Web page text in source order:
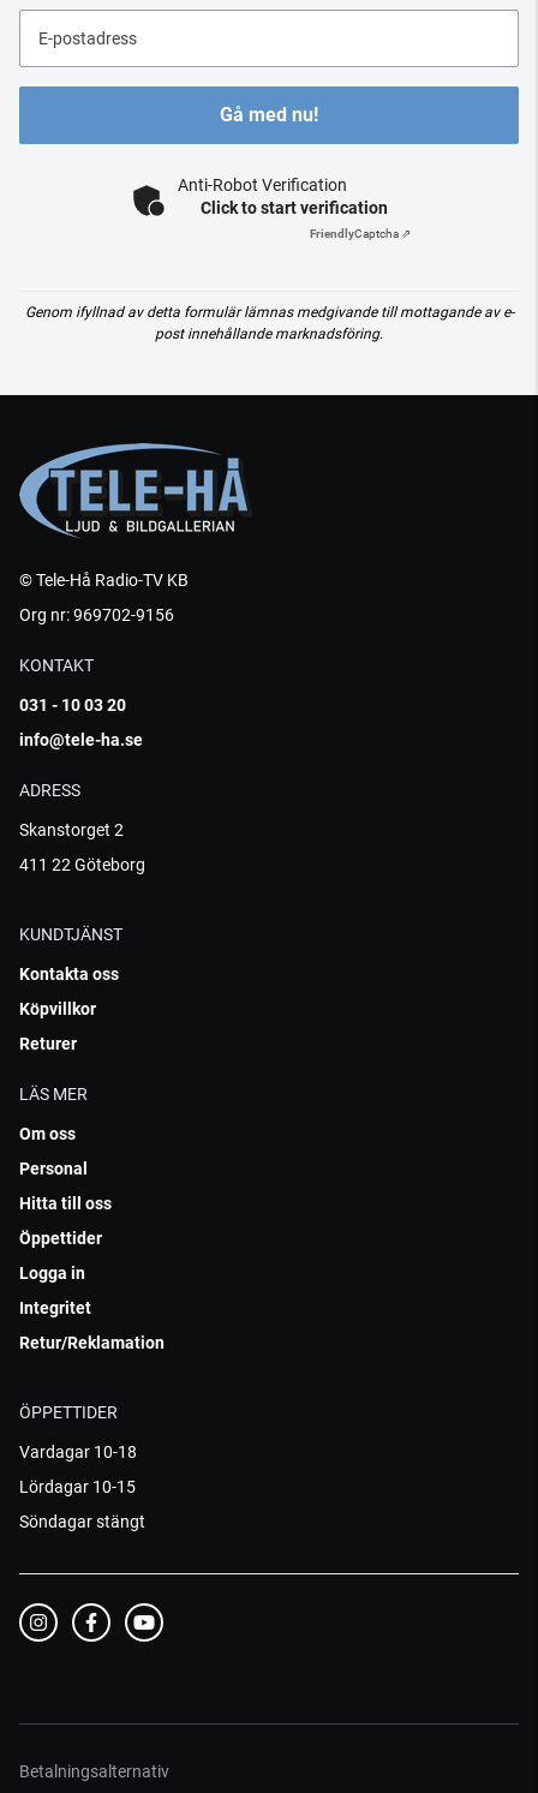
E-postadress
Gå med nu!
Anti-Robot Verification
Click to start verification
FriendlyCaptcha ⇗
Genom ifyllnad av detta formulär lämnas medgivande till mottagande av e-
post innehållande marknadsföring.
© Tele-Hå Radio-TV KB
Org nr: 969702-9156
KONTAKT
031 - 10 03 20
info@tele-ha.se
ADRESS
Skanstorget 2
411 22 Göteborg
KUNDTJÄNST
Kontakta oss
Köpvillkor
Returer
LÄS MER
Om oss
Personal
Hitta till oss
Öppettider
Logga in
Integritet
Retur/Reklamation
ÖPPETTIDER
Vardagar 10-18
Lördagar 10-15
Söndagar stängt
Betalningsalternativ